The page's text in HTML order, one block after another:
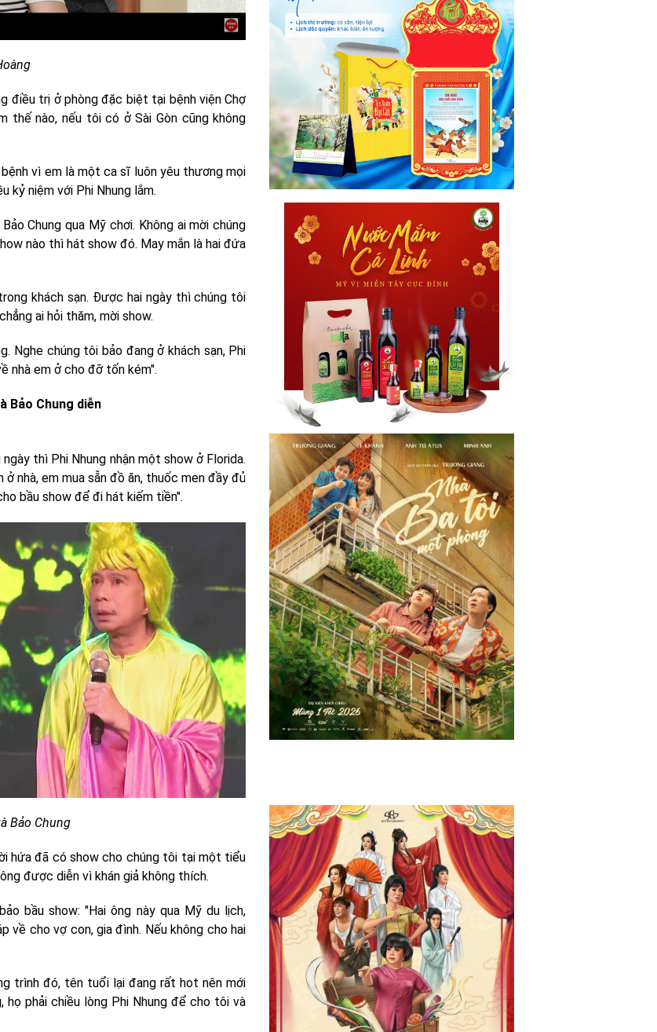
điều trị ở phòng đặc biệt tại bệnh viện Chợ
thế nào, nếu tôi có ở Sài Gòn cũng không
vì em là một ca sĩ luôn yêu thương mọi
kỷ niệm với Phi Nhung lắm.
Chung qua Mỹ chơi. Không ai mời chúng
nào thì hát show đó. May mắn là hai đứa
khách sạn. Được hai ngày thì chúng tôi
ai hỏi thăm, mời show.
Nghe chúng tôi bảo đang ở khách sạn, Phi
nhà em ở cho đỡ tốn kém".
Bảo Chung diễn
thì Phi Nhung nhận một show ở Florida.
nhà, em mua sẵn đồ ăn, thuốc men đầy đủ
bầu show để đi hát kiếm tiền".
Bảo Chung
hứa đã có show cho chúng tôi tại một tiểu
được diễn vì khán giả không thích.
bầu show: "Hai ông này qua Mỹ du lịch,
về cho vợ con, gia đình. Nếu không cho hai
trình đó, tên tuổi lại đang rất hot nên mới
phải chiều lòng Phi Nhung để cho tôi và